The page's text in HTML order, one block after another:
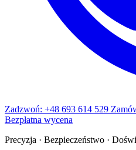
Zadzwoń: +48 693 614 529
Bezpłatna wycena
Precyzja · Bezpieczeństwo ·